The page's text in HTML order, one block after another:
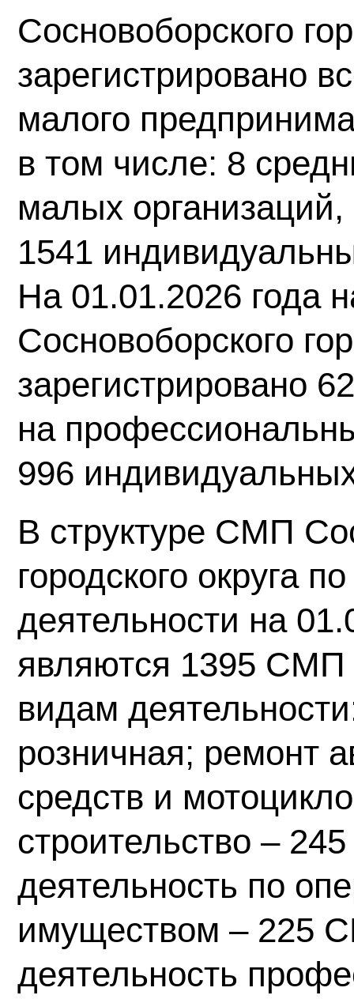
Сосновоборского
зарегистрировано
малого
в том числе: 8
малых
1541
На 01.01.2026 года
Сосновоборского
зарегистрировано
на
996
В структуре СМП
городского округа
деятельности на
являются 1395
видам
розничная; ремонт
средств и
строительство –
деятельность по
имуществом – 225
деятельность